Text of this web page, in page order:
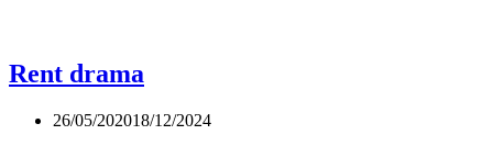
Rent drama
26/05/202018/12/2024